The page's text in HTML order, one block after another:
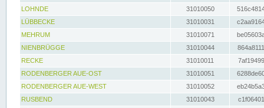
LOHNDE
31010050
LÜBBECKE
31010031
MEHRUM
31010071
NIENBRÜGGE
31010044
RECKE
31010011
RODENBERGER AUE-OST
31010051
RODENBERGER AUE-WEST
31010052
RUSBEND
31010043